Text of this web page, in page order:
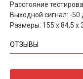
Расстояние
Выходной сигнал: -50
Размеры: 155 х 84,5 х
ОТЗЫВЫ